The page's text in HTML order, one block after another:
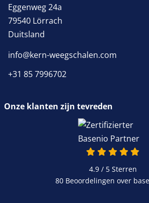
Eggenweg 24a
79540 Lörrach
Duitsland
info@kern-weegschalen.com
+31 85 7996702
Onze klanten zijn tevreden
4.9 / 5Sterren
80 Beoordelingen over